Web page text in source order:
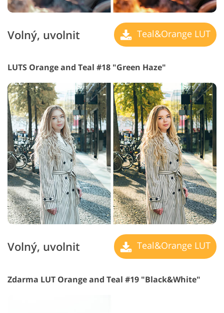
Volný, uvolnit Teal&Orange LUT
LUTS Orange and Teal #18 "Green Haze"
Volný, uvolnit Teal&Orange LUT
Zdarma LUT Orange and Teal #19 "Black&White"